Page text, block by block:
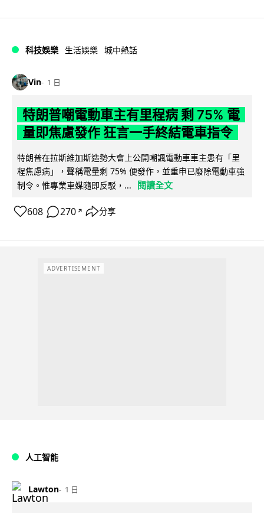
科技娛樂 生活娛樂 城中熱話
Vin 1 日
特朗普嘲電動車主有里程病 剩 75% 電
量即焦慮發作 狂言一手終結電車指令
特朗普在拉斯維加斯造勢大會上公開嘲諷電動車車主患有「里
程焦慮病」，聲稱電量剩 75% 便發作，並重申已廢除電動車強
制令。惟專業車媒隨即反駁，...
閱讀全文
608 270 ↗ 分享
ADVERTISEMENT
人工智能
Lawton 1 日